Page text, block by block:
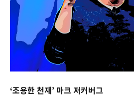
‘조용한 천재’ 마크 저커버그